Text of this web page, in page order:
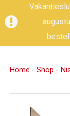
Home - Shop -